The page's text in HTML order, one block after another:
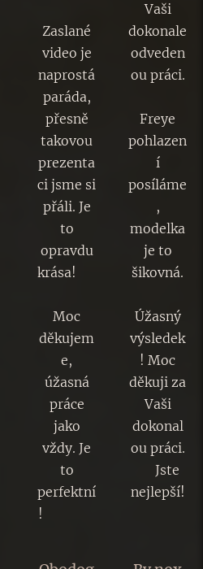
Zaslané
video je
naprostá
paráda,
přesně
takovou
prezenta
ci jsme si
přáli. Je
to
opravdu
krása! 😊
Moc
děkujem
e,
úžasná
práce
jako
vždy. Je
to
perfektní
! 👏🔥💯
Vaši
dokonale
odveden
ou práci.
Freye
pohlazen
í
posíláme
,
modelka
je to
šikovná.
Úžasný
výsledek
! Moc
děkuji za
Vaši
dokonal
ou práci.
😍 Jste
nejlepší!